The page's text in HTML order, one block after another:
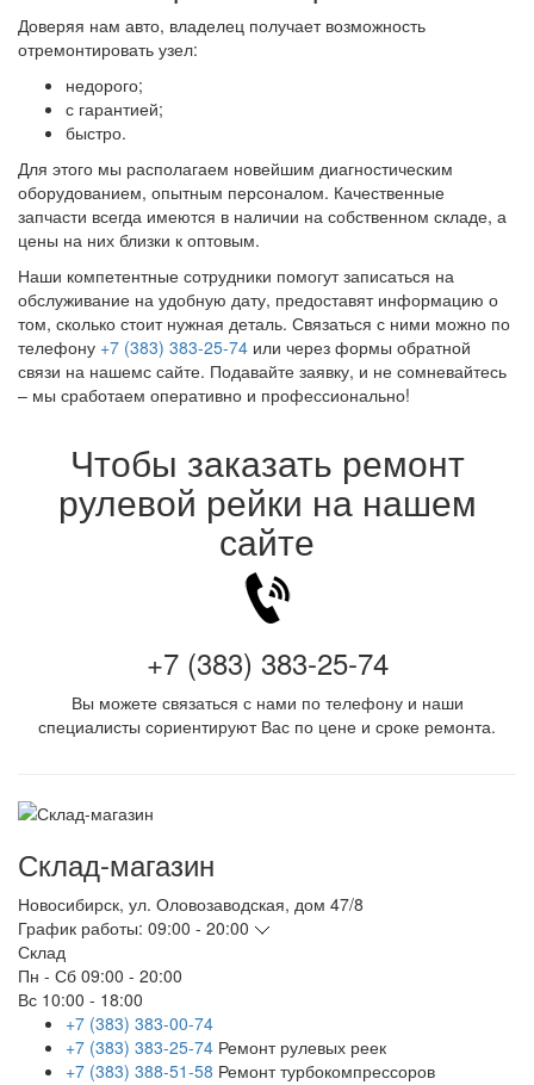
Доверяя нам авто, владелец получает возможность
отремонтировать узел:
недорого;
с гарантией;
быстро.
Для этого мы располагаем новейшим диагностическим
оборудованием, опытным персоналом. Качественные
запчасти всегда имеются в наличии на собственном складе, а
цены на них близки к оптовым.
Наши компетентные сотрудники помогут записаться на
обслуживание на удобную дату, предоставят информацию о
том, сколько стоит нужная деталь. Связаться с ними можно по
телефону +7 (383) 383-25-74 или через формы обратной
связи на нашемс сайте. Подавайте заявку, и не сомневайтесь
– мы сработаем оперативно и профессионально!
Чтобы заказать ремонт
рулевой рейки на нашем
сайте
+7 (383) 383-25-74
Вы можете связаться с нами по телефону и наши
специалисты сориентируют Вас по цене и сроке ремонта.
Склад-магазин
Новосибирск, ул. Оловозаводская, дом 47/8
График работы: 09:00 - 20:00
Склад
Пн - Сб 09:00 - 20:00
Вс 10:00 - 18:00
+7 (383) 383-00-74
+7 (383) 383-25-74 Ремонт рулевых реек
+7 (383) 388-51-58 Ремонт турбокомпрессоров